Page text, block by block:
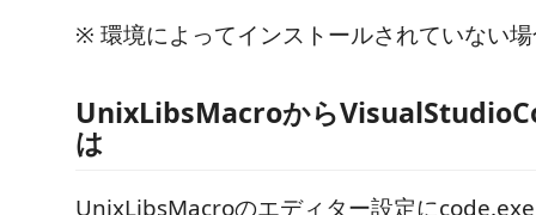
※ 環境によってインストールされていない
UnixLibsMacroから
は
UnixLibsMacroのエディター設定に